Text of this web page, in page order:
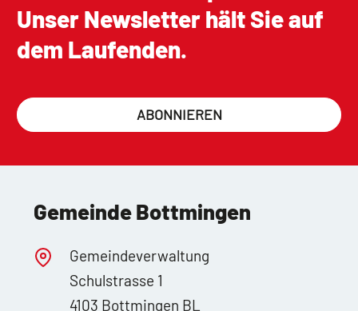
Unser Newsletter hält Sie auf
dem Laufenden.
ABONNIEREN
Gemeinde Bottmingen
Gemeindeverwaltung
Schulstrasse 1
4103 Bottmingen BL